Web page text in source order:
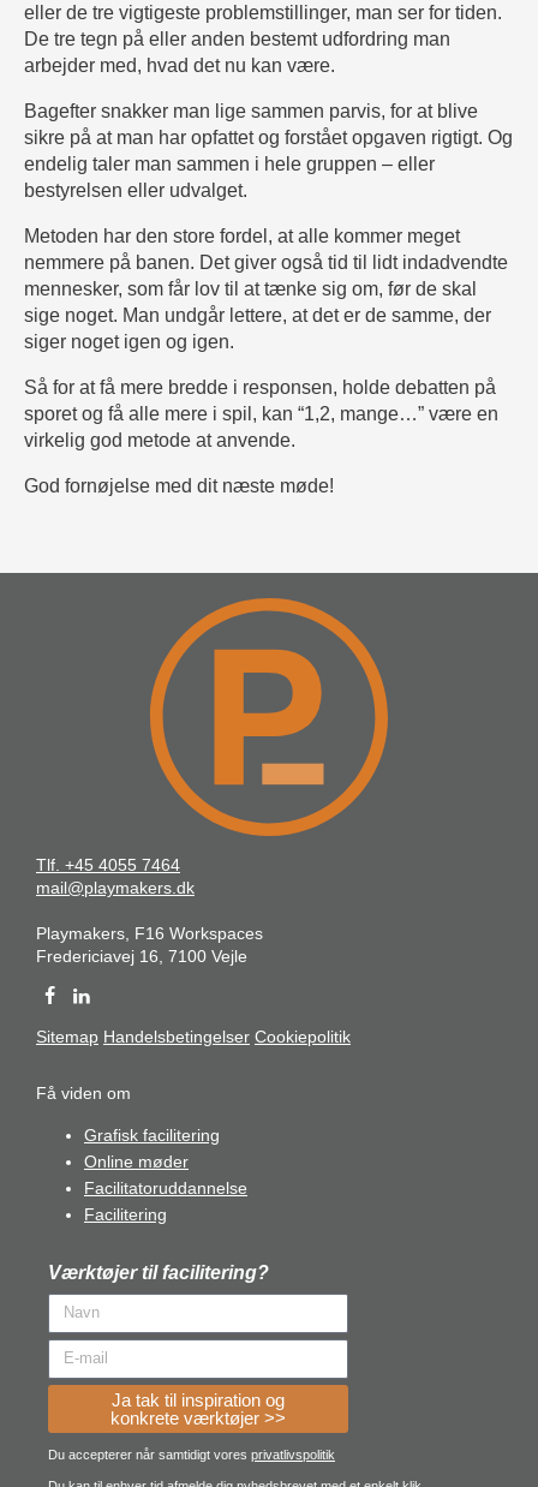
eller de tre vigtigeste problemstillinger, man ser for tiden.
De tre tegn på eller anden bestemt udfordring man
arbejder med, hvad det nu kan være.
Bagefter snakker man lige sammen parvis, for at blive
sikre på at man har opfattet og forstået opgaven rigtigt. Og
endelig taler man sammen i hele gruppen – eller
bestyrelsen eller udvalget.
Metoden har den store fordel, at alle kommer meget
nemmere på banen. Det giver også tid til lidt indadvendte
mennesker, som får lov til at tænke sig om, før de skal
sige noget. Man undgår lettere, at det er de samme, der
siger noget igen og igen.
Så for at få mere bredde i responsen, holde debatten på
sporet og få alle mere i spil, kan “1,2, mange…” være en
virkelig god metode at anvende.
God fornøjelse med dit næste møde!
Tlf. +45 4055 7464
mail@playmakers.dk
Playmakers, F16 Workspaces
Fredericiavej 16, 7100 Vejle
Sitemap Handelsbetingelser Cookiepolitik
Få viden om
Grafisk facilitering
Online møder
Facilitatoruddannelse
Facilitering
Værktøjer til facilitering?
Ja tak til inspiration og
konkrete værktøjer >>
Du accepterer når samtidigt vores privatlivspolitik